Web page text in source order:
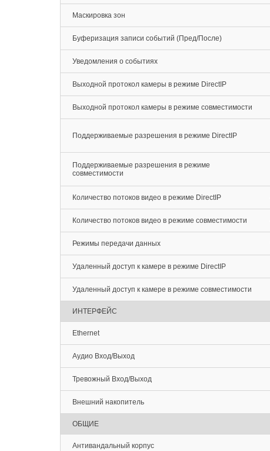
Маскировка зон
Буферизация записи событий (Пред/После)
Уведомления о событиях
Выходной протокол камеры в режиме DirectIP
Выходной протокол камеры в режиме совместимости
Поддерживаемые разрешения в режиме DirectIP
Поддерживаемые разрешения в режиме
совместимости
Количество потоков видео в режиме DirectIP
Количество потоков видео в режиме совместимости
Режимы передачи данных
Удаленный доступ к камере в режиме DirectIP
Удаленный доступ к камере в режиме совместимости
ИНТЕРФЕЙС
Ethernet
Аудио Вход/Выход
Тревожный Вход/Выход
Внешний накопитель
ОБЩИЕ
Антивандальный корпус